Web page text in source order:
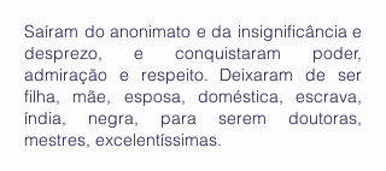
Saíram do anonimato e da insignificância e
desprezo, e conquistaram poder,
admiração e respeito. Deixaram de ser
filha, mãe, esposa, doméstica, escrava,
índia, negra, para serem doutoras,
mestres, excelentíssimas.